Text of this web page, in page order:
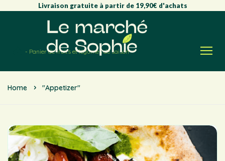
Livraison gratuite à partir de 19,90€ d'achats
- Panier de fruits et légumes de saison -
Home "Appetizer"